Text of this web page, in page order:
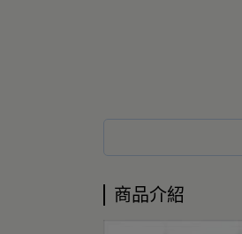
商品介紹